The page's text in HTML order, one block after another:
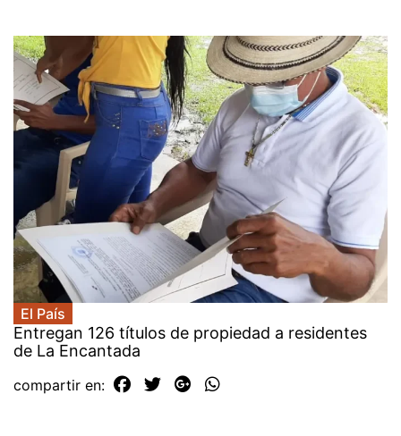
El País
Entregan 126 títulos de propiedad a residentes
de La Encantada
compartir en: